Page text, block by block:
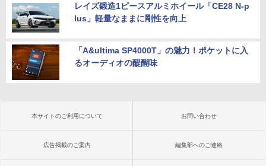
レイズ鍛造1ピースアルミホイール「CE28 N-p
lus」軽量なままに剛性を向上
「A&ultima SP4000T」の魅力！ポケットに入
るオーディオの醍醐味
本サイトのご利用について お問い合わせ
広告掲載のご案内 編集部へのご連絡